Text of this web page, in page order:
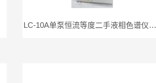
LC-10A单泵恒流等度二手液相色谱仪岛津